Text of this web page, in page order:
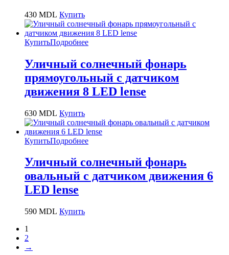
430 MDL Купить
КупитьПодробнее
Уличный солнечный фонарь
прямоугольный с датчиком
движения 8 LED lense
630 MDL Купить
КупитьПодробнее
Уличный солнечный фонарь
овальный с датчиком движения 6
LED lense
590 MDL Купить
1
2
→